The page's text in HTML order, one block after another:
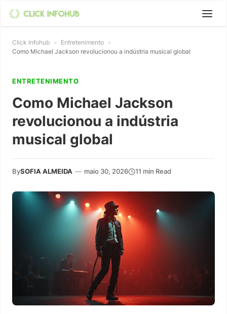
Click Infohub » Entretenimento »
Como Michael Jackson revolucionou a indústria musical global
ENTRETENIMENTO
Como Michael Jackson
revolucionou a indústria
musical global
BySOFIA ALMEIDA — maio 30, 2026 11 min Read